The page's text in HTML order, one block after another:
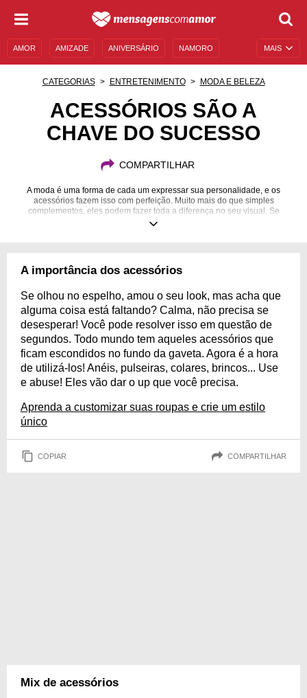
MAIS
AMOR AMIZADE ANIVERSÁRIO NAMORO
AUTOAJUDA DESCULPAS
MENSAGENS E FRASES MENSAGENS DE ANIVERSÁRIO
CATEGORIAS ENTRETENIMENTO MODA E BELEZA
ACESSÓRIOS SÃO A
CHAVE DO SUCESSO
COMPARTILHAR
A moda é uma forma de cada um expressar sua personalidade, e os
acessórios fazem isso com perfeição. Muito mais do que simples
complementos, eles podem fazer toda a diferença no seu visual. Se
interessou? Veja as melhores formas de usar cada acessório, e de um up
A importância dos acessórios
Se olhou no espelho, amou o seu look, mas acha que
alguma coisa está faltando? Calma, não precisa se
desesperar! Você pode resolver isso em questão de
segundos. Todo mundo tem aqueles acessórios que
ficam escondidos no fundo da gaveta. Agora é a hora
de utilizá-los! Anéis, pulseiras, colares, brincos... Use
e abuse! Eles vão dar o up que você precisa.
Aprenda a customizar suas roupas e crie um estilo
único
COPIAR COMPARTILHAR
Mix de acessórios